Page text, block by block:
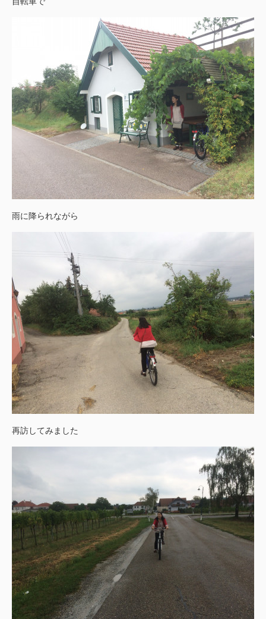
雨に降られながら
再訪してみました